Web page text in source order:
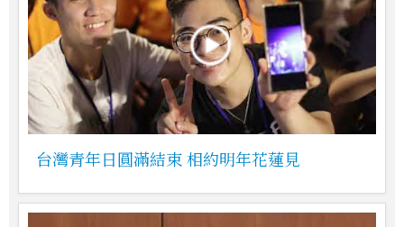
台灣青年日圓滿結束 相約明年花蓮見